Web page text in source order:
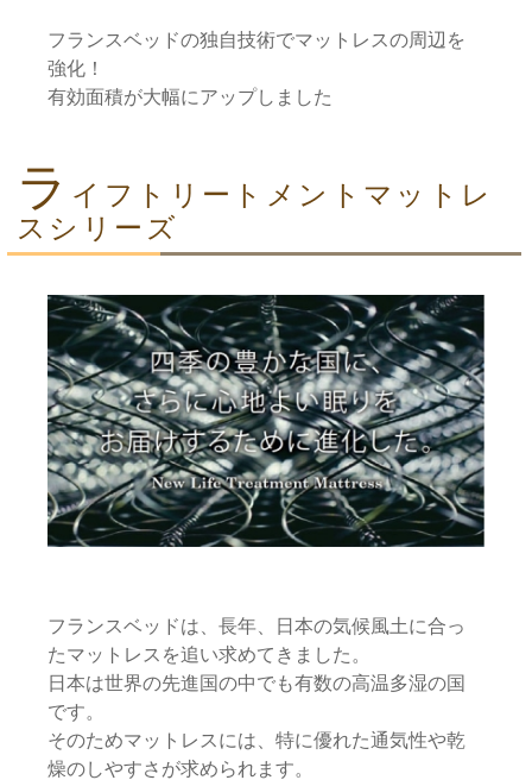
フランスベッドの独自技術でマットレスの周辺を
強化！
有効面積が大幅にアップしました
ラ イフトリートメントマットレ
スシリーズ
フランスベッドは、長年、日本の気候風土に合っ
たマットレスを追い求めてきました。
日本は世界の先進国の中でも有数の高温多湿の国
です。
そのためマットレスには、特に優れた通気性や乾
燥のしやすさが求められます。